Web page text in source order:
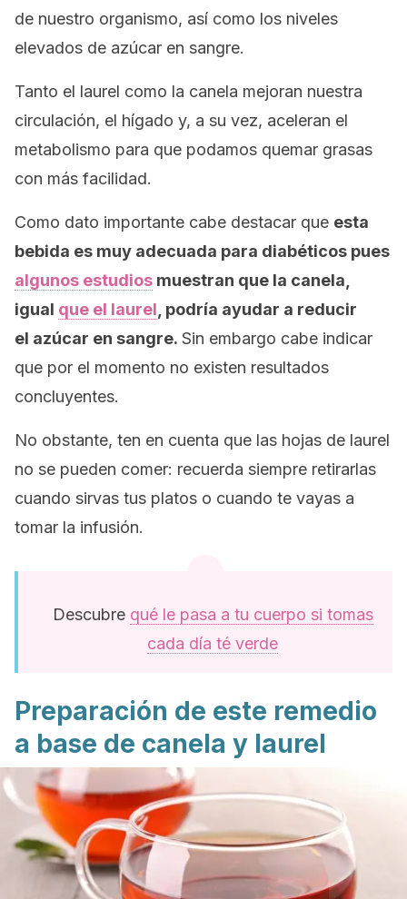
de nuestro organismo, así como los niveles
elevados de azúcar en sangre.
Tanto el laurel como la canela mejoran nuestra
circulación, el hígado y, a su vez, aceleran el
metabolismo para que podamos quemar grasas
con más facilidad.
Como dato importante cabe destacar que esta
bebida es muy adecuada para diabéticos pues
algunos estudios muestran que la canela,
igual que el laurel , podría ayudar a reducir
el azúcar en sangre. Sin embargo cabe indicar
que por el momento no existen resultados
concluyentes.
No obstante, ten en cuenta que las hojas de laurel
no se pueden comer: recuerda siempre retirarlas
cuando sirvas tus platos o cuando te vayas a
tomar la infusión.
Descubre qué le pasa a tu cuerpo si tomas
cada día té verde
Preparación de este remedio
a base de canela y laurel